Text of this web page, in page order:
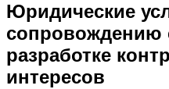
Юридические
сопровождению
разработке
интересов